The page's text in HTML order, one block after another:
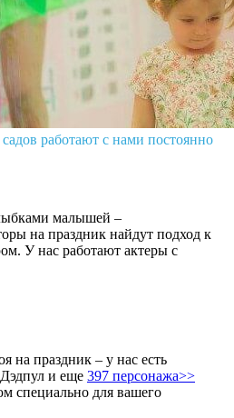
работают с нами постоянно
малышей –
на праздник найдут подход к
У нас работают актеры с
на праздник – у нас есть
и еще 397 персонажа>>
специально для вашего